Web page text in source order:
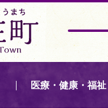
医療・健康・福祉